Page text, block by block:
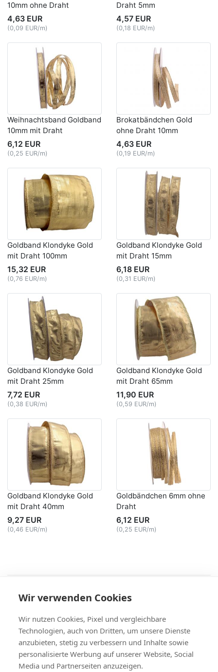
10mm ohne Draht
4,63 EUR
(0,09 EUR/m)
Draht 5mm
4,57 EUR
(0,18 EUR/m)
Weihnachtsband Goldband
10mm mit Draht
6,12 EUR
(0,25 EUR/m)
Brokatbändchen Gold
ohne Draht 10mm
4,63 EUR
(0,19 EUR/m)
Goldband Klondyke Gold
mit Draht 100mm
15,32 EUR
(0,76 EUR/m)
Goldband Klondyke Gold
mit Draht 15mm
6,18 EUR
(0,31 EUR/m)
Goldband Klondyke Gold
mit Draht 25mm
7,72 EUR
(0,38 EUR/m)
Goldband Klondyke Gold
mit Draht 65mm
11,90 EUR
(0,59 EUR/m)
Goldband Klondyke Gold
mit Draht 40mm
9,27 EUR
(0,46 EUR/m)
Goldbändchen 6mm ohne
Draht
6,12 EUR
(0,25 EUR/m)
AGB
| Widerruf & -formular | Datenschutz
Versand & Zahlung,Kontakt,Fax-Bestellschein
+49 (0)8704/9281-95, Fax: -96
Vertrag widerrufen
Wir verwenden Cookies
Wir nutzen Cookies, Pixel und vergleichbare
Technologien, auch von Dritten, um unsere Dienste
anzubieten, stetig zu verbessern und Inhalte sowie
personalisierte Werbung auf unserer Website, Social
Media und Partnerseiten anzuzeigen.